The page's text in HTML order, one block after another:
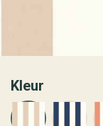
Kleur